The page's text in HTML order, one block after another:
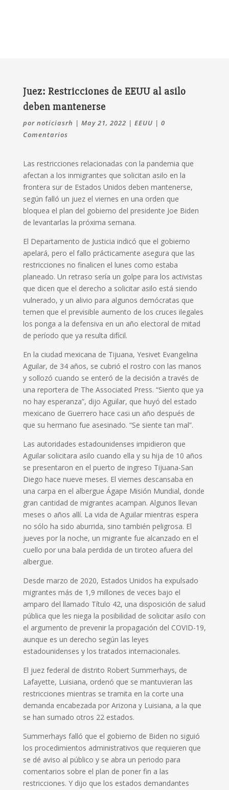
Juez: Restricciones de EEUU al asilo
deben mantenerse
por noticiasrh | May 21, 2022 | EEUU | 0
Comentarios
Las restricciones relacionadas con la pandemia que
afectan a los inmigrantes que solicitan asilo en la
frontera sur de Estados Unidos deben mantenerse,
según falló un juez el viernes en una orden que
bloquea el plan del gobierno del presidente Joe Biden
de levantarlas la próxima semana.
El Departamento de Justicia indicó que el gobierno
apelará, pero el fallo prácticamente asegura que las
restricciones no finalicen el lunes como estaba
planeado. Un retraso sería un golpe para los activistas
que dicen que el derecho a solicitar asilo está siendo
vulnerado, y un alivio para algunos demócratas que
temen que el previsible aumento de los cruces ilegales
los ponga a la defensiva en un año electoral de mitad
de período que ya resulta difícil.
En la ciudad mexicana de Tijuana, Yesivet Evangelina
Aguilar, de 34 años, se cubrió el rostro con las manos
y sollozó cuando se enteró de la decisión a través de
una reportera de The Associated Press. “Siento que ya
no hay esperanza”, dijo Aguilar, que huyó del estado
mexicano de Guerrero hace casi un año después de
que su hermano fue asesinado. “Se siente tan mal”.
Las autoridades estadounidenses impidieron que
Aguilar solicitara asilo cuando ella y su hija de 10 años
se presentaron en el puerto de ingreso Tijuana-San
Diego hace nueve meses. El viernes descansaba en
una carpa en el albergue Ágape Misión Mundial, donde
gran cantidad de migrantes acampan. Algunos llevan
meses o años allí. La vida de Aguilar mientras espera
no sólo ha sido aburrida, sino también peligrosa. El
jueves por la noche, un migrante fue alcanzado en el
cuello por una bala perdida de un tiroteo afuera del
albergue.
Desde marzo de 2020, Estados Unidos ha expulsado
migrantes más de 1,9 millones de veces bajo el
amparo del llamado Título 42, una disposición de salud
pública que les niega la posibilidad de solicitar asilo con
el argumento de prevenir la propagación del COVID-19,
aunque es un derecho según las leyes
estadounidenses y los tratados internacionales.
El juez federal de distrito Robert Summerhays, de
Lafayette, Luisiana, ordenó que se mantuvieran las
restricciones mientras se tramita en la corte una
demanda encabezada por Arizona y Luisiana, a la que
se han sumado otros 22 estados.
Summerhays falló que el gobierno de Biden no siguió
los procedimientos administrativos que requieren que
se dé aviso al público y se abra un periodo para
comentarios sobre el plan de poner fin a las
restricciones. Y dijo que los estados demandantes